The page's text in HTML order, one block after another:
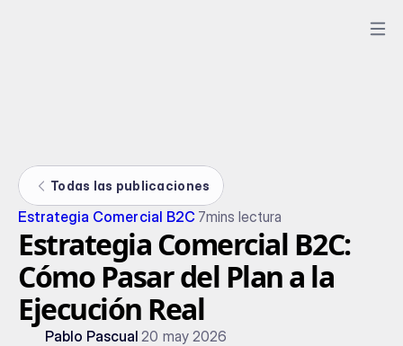
Todas las publicaciones
Estrategia Comercial B2C 7mins lectura
Estrategia Comercial B2C:
Cómo Pasar del Plan a la
Ejecución Real
Pablo Pascual 20 may 2026